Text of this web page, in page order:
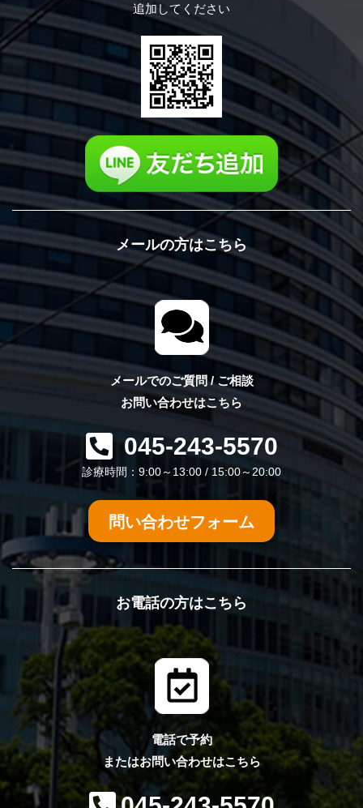
追加してください
メールの方はこちら
メールでのご質問 / ご相談
お問い合わせはこちら
045-243-5570
診療時間：9:00～13:00 / 15:00～20:00
問い合わせフォーム
お電話の方はこちら
電話で予約
またはお問い合わせはこちら